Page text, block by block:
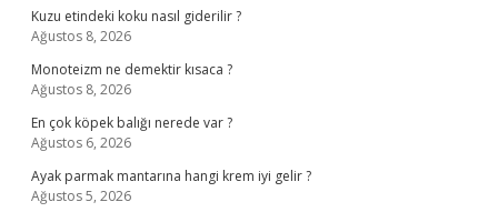
Kuzu etindeki koku nasıl giderilir ?
Ağustos 8, 2026
Monoteizm ne demektir kısaca ?
Ağustos 8, 2026
En çok köpek balığı nerede var ?
Ağustos 6, 2026
Ayak parmak mantarına hangi krem iyi gelir ?
Ağustos 5, 2026